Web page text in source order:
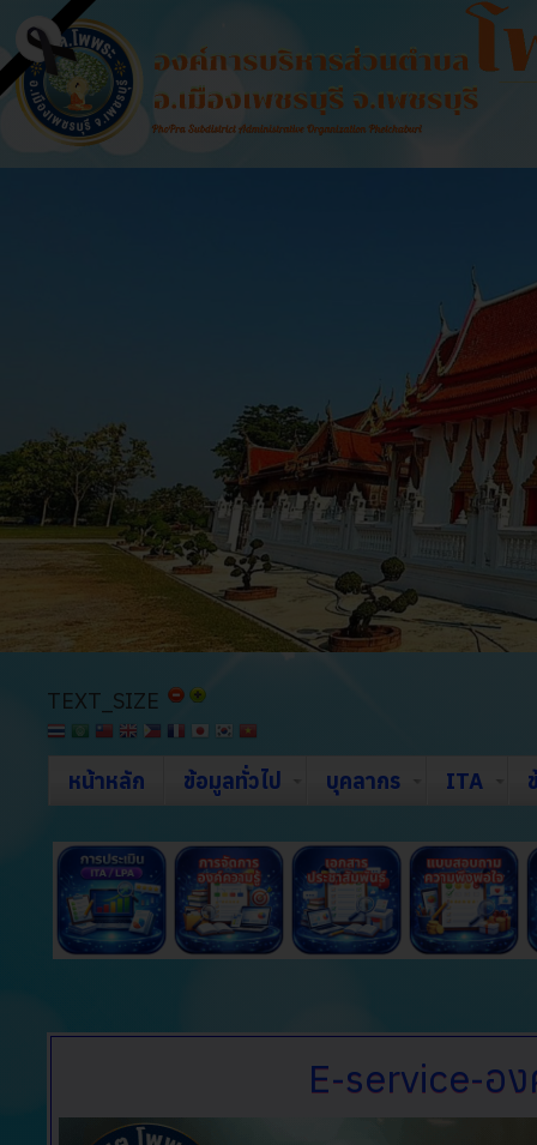
TEXT_SIZE
หน้าหลัก ข้อมูลทั่วไป บุคลากร ITA
E-service-อ